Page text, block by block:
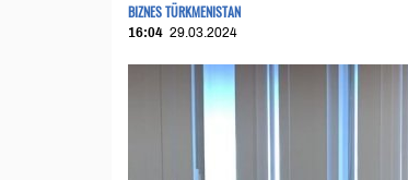
BIZNES TÜRKMENISTAN
16:04 29.03.2024